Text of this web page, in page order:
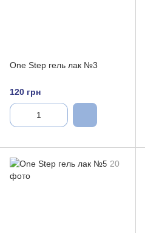
One Step гель лак №3
120 грн